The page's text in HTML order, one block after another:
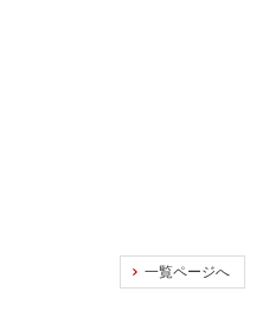
一覧ページへ